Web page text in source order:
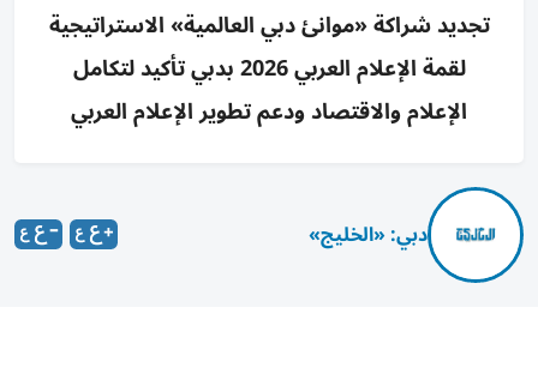
تجديد شراكة «موانئ دبي العالمية» الاستراتيجية
لقمة الإعلام العربي 2026 بدبي تأكيد لتكامل
الإعلام والاقتصاد ودعم تطوير الإعلام العربي
دبي: «الخليج»